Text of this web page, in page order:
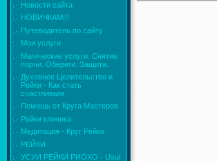
Новости сайта
НОВИЧКАМ!!!
Путеводитель по сайту
Мои услуги
Магические услуги. Снятие
порчи. Обереги. Защита.
Духовное Целительство и
Рейки - Как стать
счастливым
Помощь от Круга Мастеров
Рейки клиника
Медитация - Круг Рейки
РЕЙКИ
УСУИ РЕЙКИ РИОХО - Usui